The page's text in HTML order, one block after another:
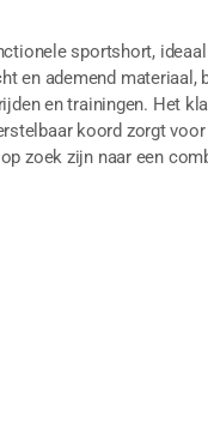
sportshort,
en ademend materiaal,
en trainingen. Het
koord zorgt
zoek zijn naar een